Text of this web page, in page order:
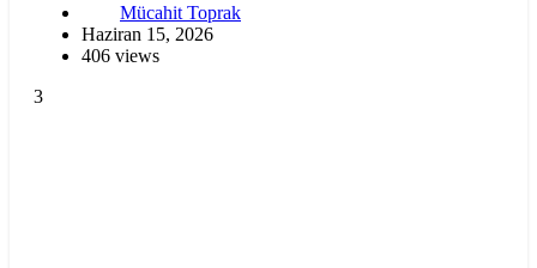
Mücahit Toprak
Haziran 15, 2026
406 views
3